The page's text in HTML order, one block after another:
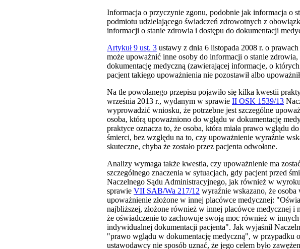
Informacja o przyczynie zgonu, podobnie jak informacja o
podmiotu udzielającego świadczeń zdrowotnych z
informacji o stanie zdrowia i dostępu do dokumentacji
Artykuł 9 ust. 3 ustawy z dnia 6 listopada 2008 r. o
może upoważnić inne osoby do informacji o stanie zdrowia,
dokumentację medyczną (zawierającej informacje, o
pacjent takiego upoważnienia nie pozostawił albo
Na tle powołanego przepisu pojawiło się kilka kwestii
września 2013 r., wydanym w sprawie II OSK 1539/13
wyprowadzić wniosku, że potrzebne jest szczególne
osoba, którą upoważniono do wglądu w dokumentację
praktyce oznacza to, że osoba, która miała prawo wglądu
śmierci, bez względu na to, czy upoważnienie wyraźnie
skuteczne, chyba że zostało przez pacjenta odwołane.
Analizy wymaga także kwestia, czy upoważnienie ma
szczególnego znaczenia w sytuacjach, gdy pacjent przed
Naczelnego Sądu Administracyjnego, jak również w
sprawie VII SAB/Wa 217/12 wyraźnie wskazano, że osoba
upoważnienie złożone w innej placówce medycznej:
najbliższej, złożone również w innej placówce medycznej
że oświadczenie to zachowuje swoją moc również w
indywidualnej dokumentacji pacjenta". Jak wyjaśnił
"prawo wglądu w dokumentację medyczną", w przypadku
ustawodawcy nie sposób uznać, że jego celem było